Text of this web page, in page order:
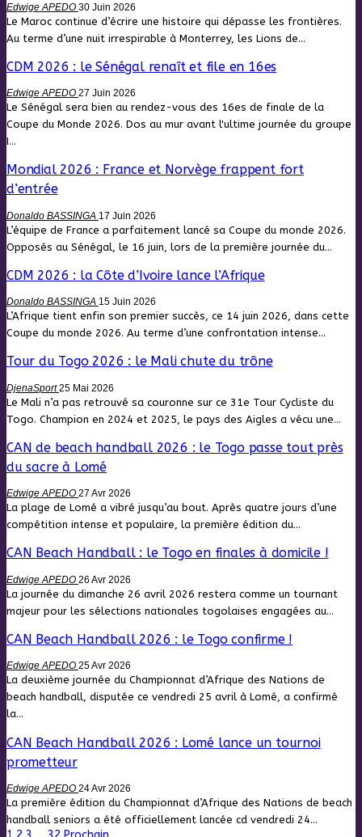
Edwige APEDO 30 Juin 2026
Le Maroc continue d’écrire une histoire qui dépasse les frontières.
Au terme d’une nuit irrespirable à Monterrey, les Lions de…
CDM 2026 : le Sénégal renaît et file en 16es
Edwige APEDO 27 Juin 2026
Le Sénégal sera bien au rendez-vous des 16es de finale de la
Coupe du Monde 2026. Dos au mur avant l'ultime journée du groupe
I…
Mondial 2026 : France et Norvège frappent fort
d’entrée
Donaldo BASSINGA 17 Juin 2026
L’équipe de France a parfaitement lancé sa Coupe du monde 2026.
Opposés au Sénégal, le 16 juin, lors de la première journée du…
CDM 2026 : la Côte d’Ivoire lance l’Afrique
Donaldo BASSINGA 15 Juin 2026
L’Afrique tient enfin son premier succès, ce 14 juin 2026, dans cette
Coupe du monde 2026. Au terme d’une confrontation intense…
Tour du Togo 2026 : le Mali chute du trône
DjenaSport25 Mai 2026
Le Mali n’a pas retrouvé sa couronne sur ce 31e Tour Cycliste du
Togo. Champion en 2024 et 2025, le pays des Aigles a vécu une…
CAN de beach handball 2026 : le Togo passe tout près
du sacre à Lomé
Edwige APEDO 27 Avr 2026
La plage de Lomé a vibré jusqu’au bout. Après quatre jours d’une
compétition intense et populaire, la première édition du…
CAN Beach Handball : le Togo en finales à domicile !
Edwige APEDO 26 Avr 2026
La journée du dimanche 26 avril 2026 restera comme un tournant
majeur pour les sélections nationales togolaises engagées au…
CAN Beach Handball 2026 : le Togo confirme !
Edwige APEDO 25 Avr 2026
La deuxième journée du Championnat d’Afrique des Nations de
beach handball, disputée ce vendredi 25 avril à Lomé, a confirmé
la…
CAN Beach Handball 2026 : Lomé lance un tournoi
prometteur
Edwige APEDO 24 Avr 2026
La première édition du Championnat d’Afrique des Nations de beach
handball seniors a été officiellement lancée cd vendredi 24…